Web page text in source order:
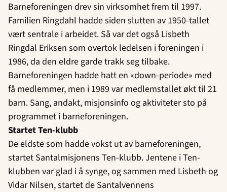
Barneforeningen drev sin virksomhet frem til 1997.
Familien Ringdahl hadde siden slutten av 1950-tallet
vært sentrale i arbeidet. Så var det også Lisbeth
Ringdal Eriksen som overtok ledelsen i foreningen i
1986, da den eldre garde trakk seg tilbake.
Barneforeningen hadde hatt en «down-periode» med
få medlemmer, men i 1989 var medlemstallet økt til 21
barn. Sang, andakt, misjonsinfo og aktiviteter sto på
programmet i barneforeningen.
Startet Ten-klubb
De eldste som hadde vokst ut av barneforeningen,
startet Santalmisjonens Ten-klubb. Jentene i Ten-
klubben var glad i å synge, og sammen med Lisbeth og
Vidar Nilsen, startet de Santalvennens